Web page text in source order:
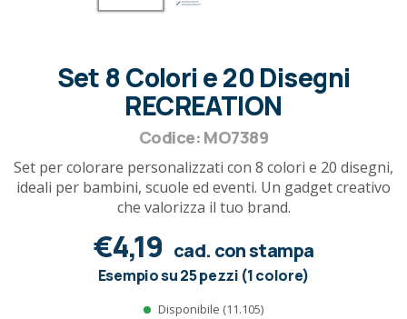
Set 8 Colori e 20 Disegni
RECREATION
Codice: MO7389
Set per colorare personalizzati con 8 colori e 20 disegni,
ideali per bambini, scuole ed eventi. Un gadget creativo
che valorizza il tuo brand.
€4,19 cad. con stampa
Esempio su 25 pezzi (1 colore)
Disponibile (11.105)